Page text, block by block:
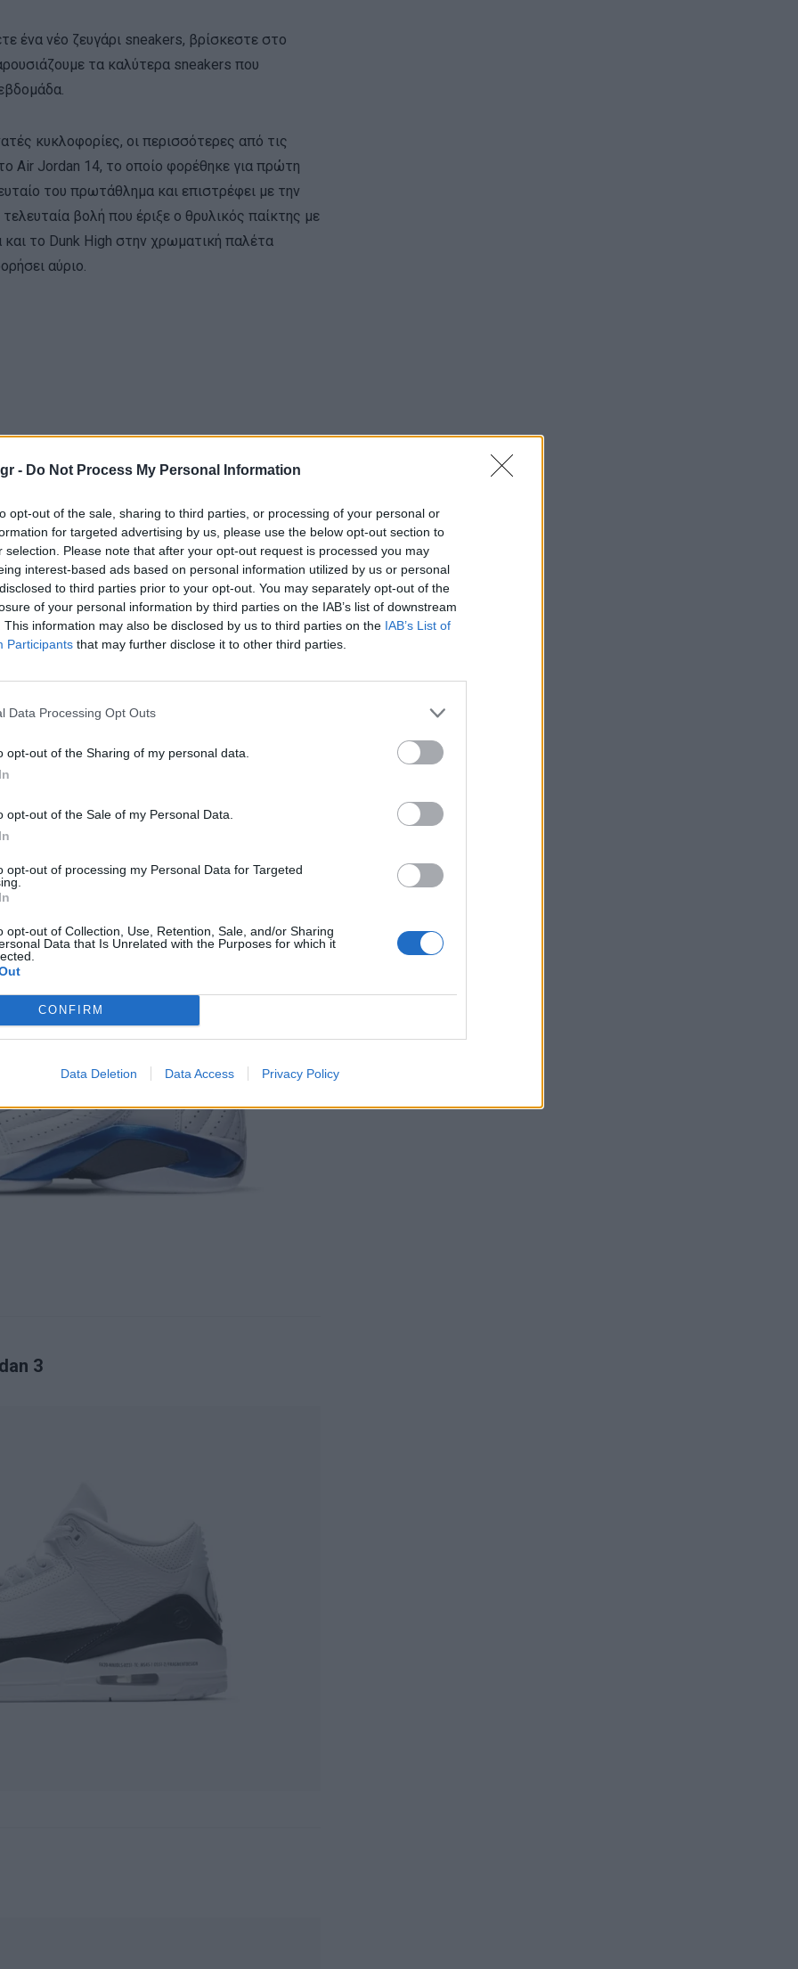
- Do Not Process My Personal Information
opt-out of the sale, sharing to third parties, or processing of your personal or
for targeted advertising by us, please use the below opt-out section to
selection. Please note that after your opt-out request is processed you may
interest-based ads based on personal information utilized by us or personal
to third parties prior to your opt-out. You may separately opt-out of the
of your personal information by third parties on the IAB’s list of downstream
This information may also be disclosed by us to third parties on the IAB’s List of
Participants that may further disclose it to other third parties.
Data Processing Opt Outs
opt-out of the Sharing of my personal data.
opt-out of the Sale of my Personal Data.
opt-out of processing my Personal Data for Targeted
opt-out of Collection, Use, Retention, Sale, and/or Sharing
Data that Is Unrelated with the Purposes for which it
CONFIRM
Data Deletion Data Access Privacy Policy
ένα νέο ζευγάρι sneakers, βρίσκεστε στο
τα καλύτερα sneakers που
κυκλοφορίες, οι περισσότερες από τις
Air Jordan 14, το οποίο φορέθηκε για πρώτη
του πρωτάθλημα και επιστρέφει με την
βολή που έριξε ο θρυλικός παίκτης με
το Dunk High στην χρωματική παλέτα
αύριο.
οποίο αποτελεί την κορυφαία ανανεωμένη
του 2006, αλλά και το Stan Smith από
το οποίο παίρνει έμπνευση από τον Λουκ
Τζεντάι και ήρωας της Επαναστατικής
sneakers, από την συνεργασία της adidas
3